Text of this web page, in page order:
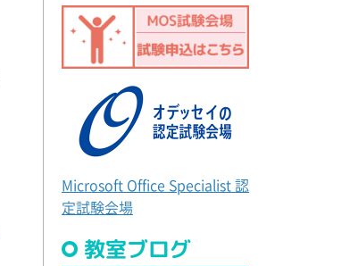
Microsoft Office Specialist 認
定試験会場
教室ブログ